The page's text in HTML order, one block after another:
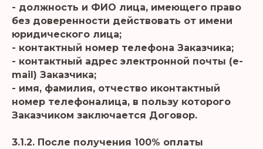
- должность и ФИО лица, имеющего право
без доверенности действовать от имени
юридического лица;
- контактный номер телефона Заказчика;
- контактный адрес электронной почты (e-
mail) Заказчика;
- имя, фамилия, отчество иконтактный
номер телефоналица, в пользу которого
Заказчиком заключается Договор.
3.1.2. После получения 100% оплаты